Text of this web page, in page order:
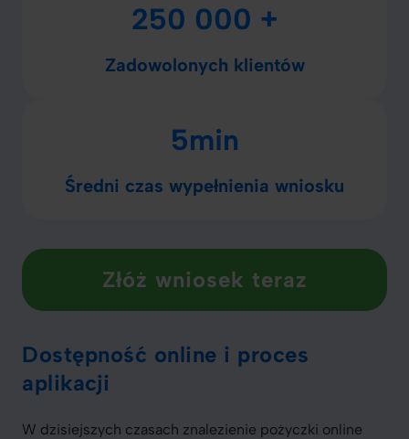
250 000 +
Zadowolonych klientów
5min
Średni czas wypełnienia wniosku
Złóż wniosek teraz
Dostępność online i proces
aplikacji
W dzisiejszych czasach znalezienie pożyczki online